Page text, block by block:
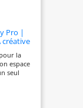
Pro |
créative
la
espace
seul
et